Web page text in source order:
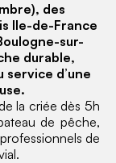
des
Ile-de-France
sur-
durable,
d’une
la criée dès 5h
de pêche,
de